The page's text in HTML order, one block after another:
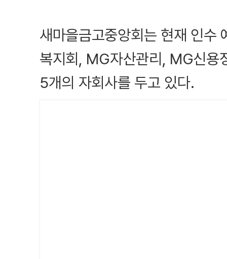
새마을금고중앙회는 현재 인수
복지회, MG자산관리, MG신
5개의 자회사를 두고 있다.